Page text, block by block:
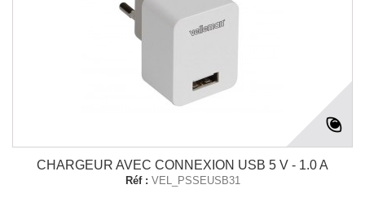
CHARGEUR AVEC CONNEXION USB 5 V - 1.0 A
Réf : VEL_PSSEUSB31